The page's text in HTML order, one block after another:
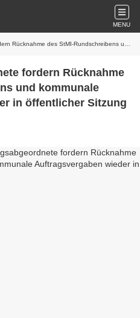
MENU
und kommunale Auftragsvergaben wieder in öffentlicher Sitzung
fordern Rücknahme
und kommunale
in öffentlicher Sitzung